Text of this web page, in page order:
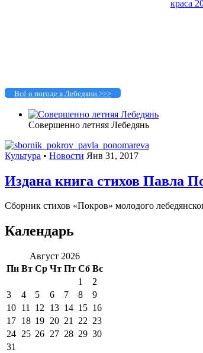
Всё о погоде в Лебедяни >>>
Совершенно летняя Лебедянь
Культура • Новости Янв 31, 2017
Издана книга стихов Павла
Сборник стихов «Покров» молодого
Календарь
Август 2026
Пн Вт Ср Чт Пт Сб Вс
1
2
3
4 5 6 7 8
9
10 11 12 13 14 15 16
17 18 19 20 21 22 23
24 25 26 27 28 29 30
31